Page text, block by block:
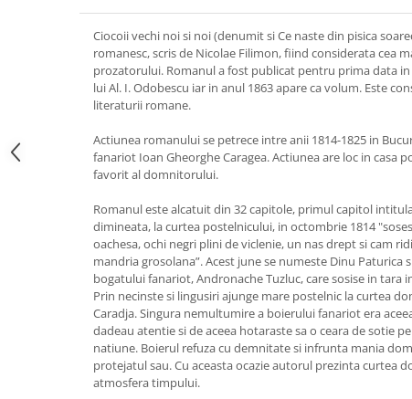
Ciocoii vechi noi si noi (denumit si Ce naste din pisica
romanesc, scris de Nicolae Filimon, fiind considerata cea
prozatorului. Romanul a fost publicat pentru prima data in
lui Al. I. Odobescu iar in anul 1863 apare ca volum. Este
literaturii romane.
Actiunea romanului se petrece intre anii 1814-1825 in
fanariot Ioan Gheorghe Caragea. Actiunea are loc in casa
favorit al domnitorului.
Romanul este alcatuit din 32 capitole, primul capitol
dimineata, la curtea postelnicului, in octombrie 1814
oachesa, ochi negri plini de viclenie, un nas drept si cam
mandria grosolana”. Acest june se numeste Dinu Paturica
bogatului fanariot, Andronache Tuzluc, care sosise in tara
Prin necinste si lingusiri ajunge mare postelnic la curtea
Caradja. Singura nemultumire a boierului fanariot era
dadeau atentie si de aceea hotaraste sa o ceara de sotie
natiune. Boierul refuza cu demnitate si infrunta mania
protejatul sau. Cu aceasta ocazie autorul prezinta curtea
atmosfera timpului.